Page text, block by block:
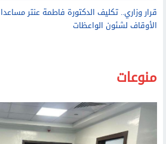
قرار وزاري.. تكليف الدكتورة فاطمة عنتر مساعدا
الأوقاف لشئون الواعظات
منوعات